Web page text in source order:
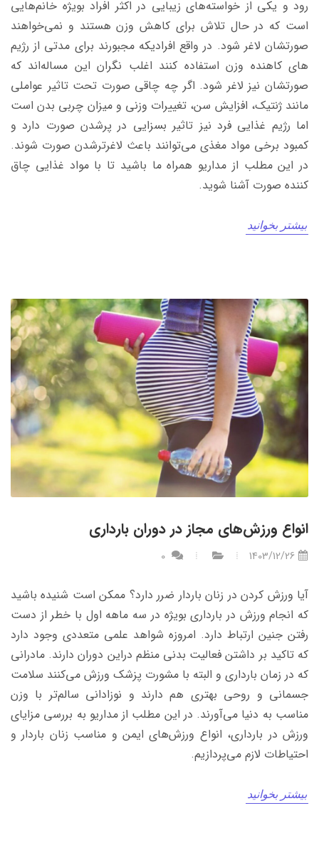
رود و یکی از خواسته‌های زیبایی در اکثر افراد بویژه خانم‌هایی
است که در حال تلاش برای کاهش وزن هستند و نمی‌خواهند
صورتشان لاغر شود. در واقع افرادیکه مجبورند برای مدتی از رژیم
های کاهنده وزن استفاده کنند اغلب نگران این مساله‌اند که
صورتشان نیز لاغر شود. اگر چه چاقی صورت تحت تاثیر عواملی
مانند ژنتیک، افزایش سن، تغییرات وزنی و میزان چربی بدن است
اما رژیم غذایی فرد نیز تاثیر بسزایی در پرشدن صورت دارد و
کمبود برخی مواد مغذی می‌توانند باعث لاغرتر‌شدن صورت شوند.
در این مطلب از مداریو همراه ما باشید تا با مواد غذایی چاق
کننده صورت آشنا شوید.
بیشتر بخوانید
انواع ورزش‌های مجاز در دوران بارداری
1403/12/26
آیا ورزش کردن در زنان باردار ضرر دارد؟ ممکن است شنیده باشید
که انجام ورزش در بارداری بویژه در سه ماهه اول با خطر از دست
رفتن جنین ارتباط دارد. امروزه شواهد علمی متعددی وجود دارد
که تاکید بر داشتن فعالیت بدنی منظم دراین دوران دارند. مادرانی
که در زمان بارداری و البته با مشورت پزشک ورزش می‌کنند سلامت
جسمانی و روحی بهتری هم دارند و نوزادانی سالم‌تر با وزن
مناسب به دنیا می‌آورند. در این مطلب از مداریو به بررسی مزایای
ورزش در بارداری، انواع ورزش‌های ایمن و مناسب زنان باردار و
احتیاطات لازم می‌پردازیم.
بیشتر بخوانید